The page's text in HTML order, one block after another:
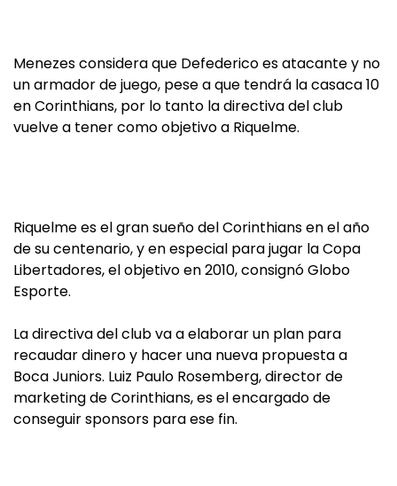
Menezes considera que Defederico es atacante y no
un armador de juego, pese a que tendrá la casaca 10
en Corinthians, por lo tanto la directiva del club
vuelve a tener como objetivo a Riquelme.
Riquelme es el gran sueño del Corinthians en el año
de su centenario, y en especial para jugar la Copa
Libertadores, el objetivo en 2010, consignó Globo
Esporte.
La directiva del club va a elaborar un plan para
recaudar dinero y hacer una nueva propuesta a
Boca Juniors. Luiz Paulo Rosemberg, director de
marketing de Corinthians, es el encargado de
conseguir sponsors para ese fin.